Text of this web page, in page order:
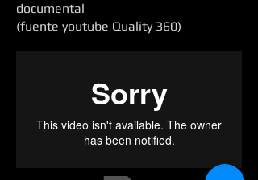
documental
(fuente youtube Quality 360)